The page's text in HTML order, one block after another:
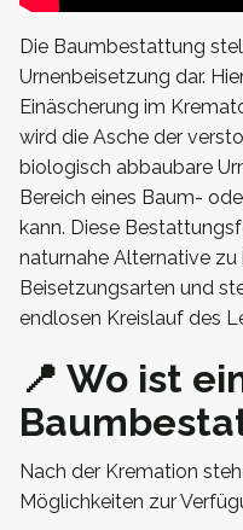
Die Baumbestattung
Urnenbeisetzung dar.
Einäscherung im
wird die Asche der
biologisch abbaubare
Bereich eines Baum-
kann. Diese
naturnahe Alternative
Beisetzungsarten und
endlosen Kreislauf des
📍 Wo ist
Nach der Kremation
Möglichkeiten zur